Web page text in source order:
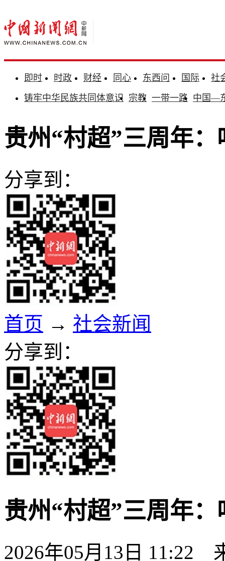
即时 时政 财经 同心 东西问 国际
社
铸牢中华民族共同体意识 宗教 一带一路 中国—
贵州“村超”三周年
分享到：
首页 → 社会新闻
分享到：
贵州“村超”三周年
2026年05月13日 11:22